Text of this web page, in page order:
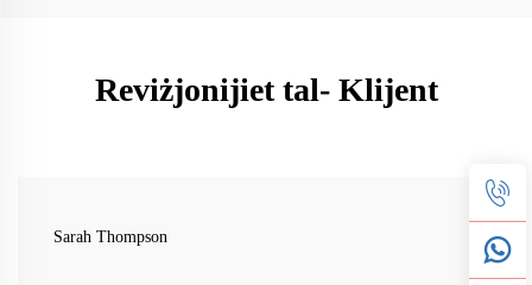
Reviżjonijiet tal- Klijent
Sarah Thompson